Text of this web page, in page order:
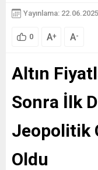
Yayınlama: 22.06.2025
0 A+ A-
Altın
Sonra İlk
Jeopolitik
Oldu